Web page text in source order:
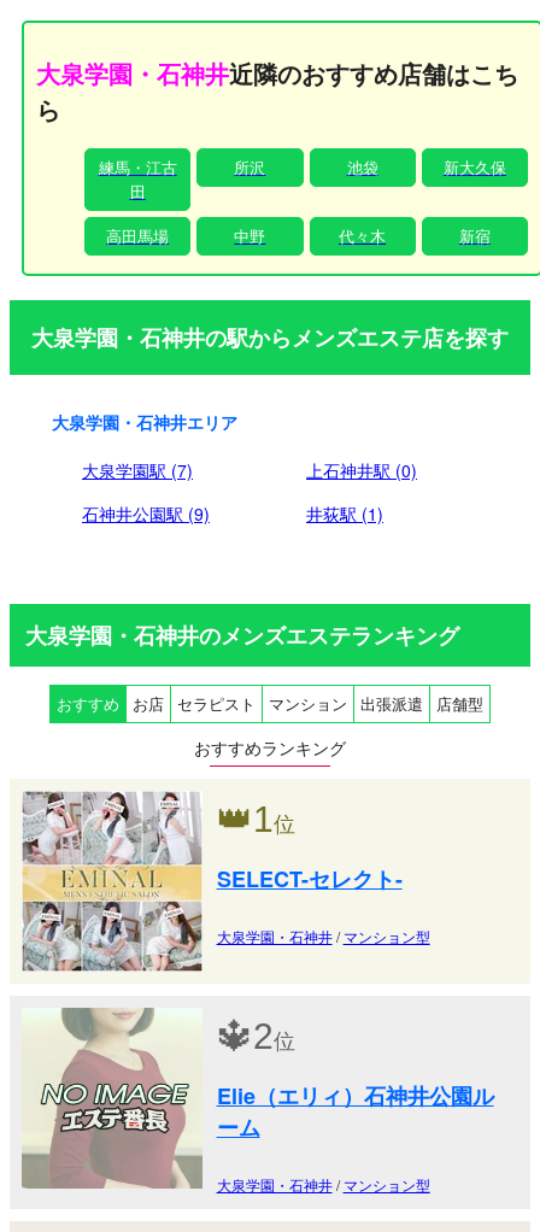
ておりますので、お仕事前後や深夜の息抜きなど、ライフス
タイルに合わせていつでも極上のリラクゼーションをお楽し
みいただけます。 銀座のセレブリティをもてなすような、細
深く満たされる特別な時間をお過ごしください。
大泉学園・石神井近隣のおすすめ店舗はこち
ら
練馬・江古
田
所沢 池袋 新大久保
高田馬場 中野 代々木 新宿
大泉学園・石神井の駅からメンズエステ店を探す
大泉学園・石神井エリア
大泉学園駅 (7)
上石神井駅 (0)
石神井公園駅 (9)
井荻駅 (1)
大泉学園・石神井のメンズエステランキング
おすすめ お店 セラピスト マンション 出張派遣 店舗型
おすすめランキング
👑1位
SELECT-セレクト-
大泉学園・石神井/マンション型
🔱2位
Elie（エリィ）石神井公園ル
ーム
大泉学園・石神井/マンション型